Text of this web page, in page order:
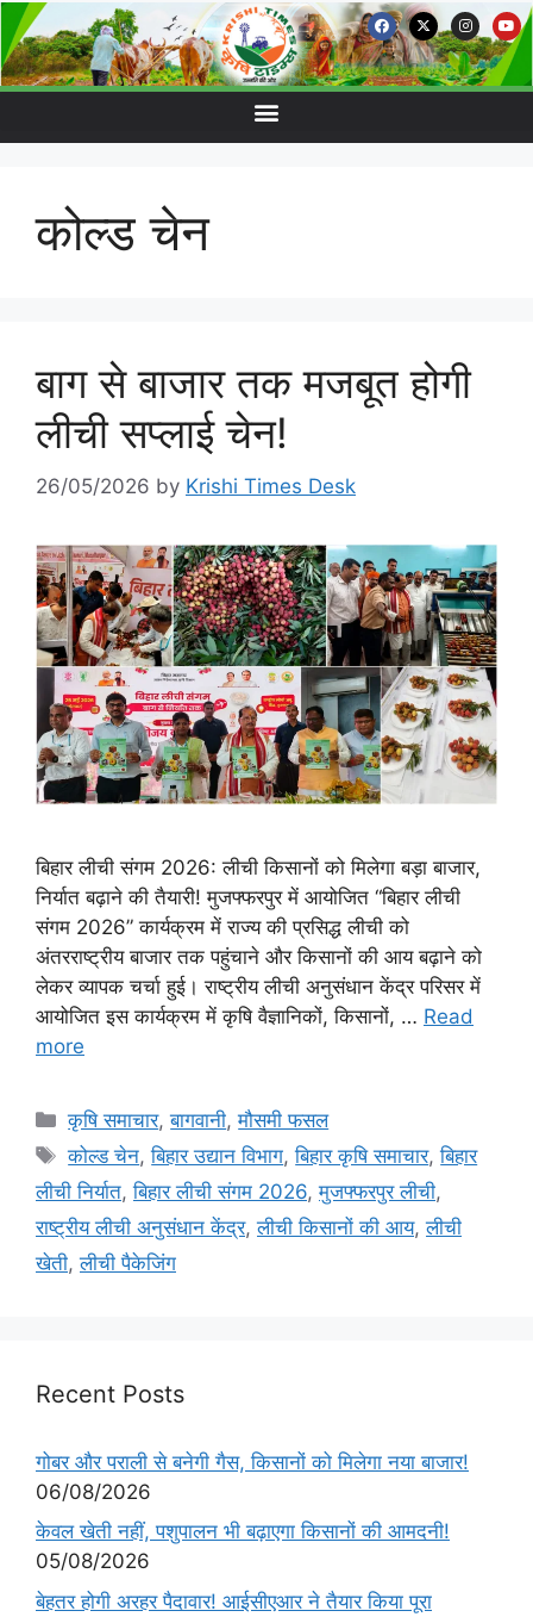
कोल्ड चेन
बाग से बाजार तक मजबूत होगी
लीची सप्लाई चेन!
26/05/2026 by Krishi Times Desk
बिहार लीची संगम 2026: लीची किसानों को मिलेगा बड़ा बाजार,
निर्यात बढ़ाने की तैयारी! मुजफ्फरपुर में आयोजित “बिहार लीची
संगम 2026” कार्यक्रम में राज्य की प्रसिद्ध लीची को
अंतरराष्ट्रीय बाजार तक पहुंचाने और किसानों की आय बढ़ाने को
लेकर व्यापक चर्चा हुई। राष्ट्रीय लीची अनुसंधान केंद्र परिसर में
आयोजित इस कार्यक्रम में कृषि वैज्ञानिकों, किसानों, … Read
more
कृषि समाचार,बागवानी,मौसमी फसल
कोल्ड चेन,बिहार उद्यान विभाग,बिहार कृषि समाचार,बिहार
लीची निर्यात,बिहार लीची संगम 2026,मुजफ्फरपुर लीची,
राष्ट्रीय लीची अनुसंधान केंद्र,लीची किसानों की आय,लीची
खेती,लीची पैकेजिंग
Recent Posts
गोबर और पराली से बनेगी गैस, किसानों को मिलेगा नया बाजार!
06/08/2026
केवल खेती नहीं, पशुपालन भी बढ़ाएगा किसानों की आमदनी!
05/08/2026
बेहतर होगी अरहर पैदावार! आईसीएआर ने तैयार किया पूरा